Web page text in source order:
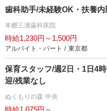
歯科助手/未経験OK・扶養内
本郷三浦歯科医院
時給1,230円～1,500円
アルバイト・パート / 東京都
保育スタッフ/週2日・1日4
迎/残業なし
ぬくもりの森 中央
時給1,075円～